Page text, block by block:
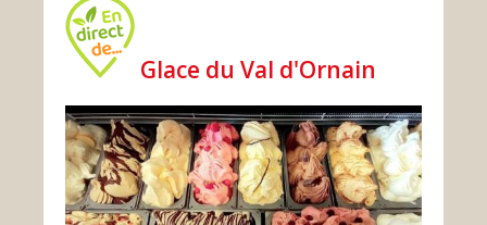
Glace du Val d'Ornain